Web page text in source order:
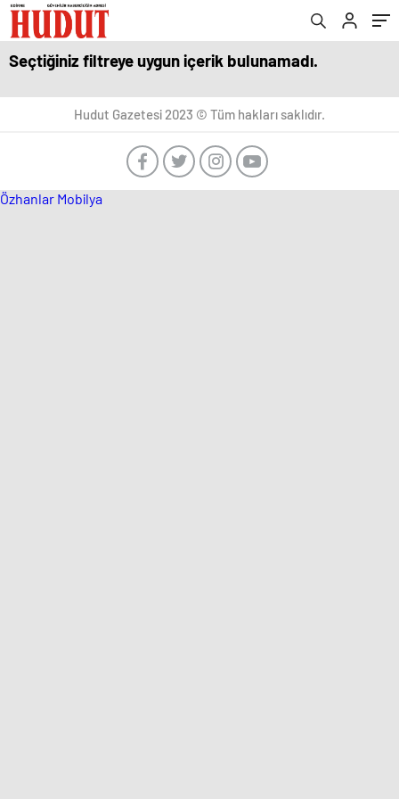
Seçtiğiniz filtreye uygun içerik bulunamadı.
Hudut Gazetesi 2023 © Tüm hakları saklıdır.
Özhanlar Mobilya